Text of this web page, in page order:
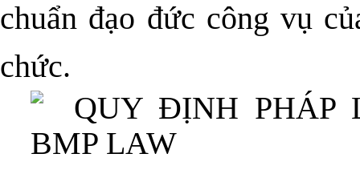
chuẩn đạo đức công vụ
chức.